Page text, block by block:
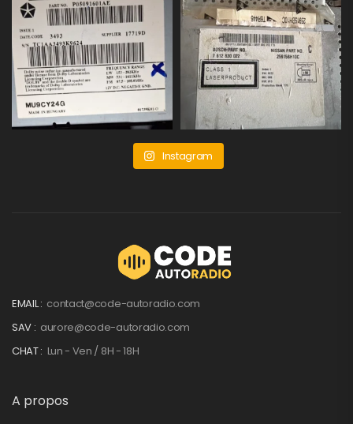
Instagram
EMAIL : contact@code-autoradio.com
SAV : aurore@code-autoradio.com
CHAT : Lun - Ven / 8H - 18H
A propos